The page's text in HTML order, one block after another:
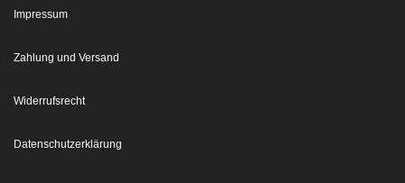
Impressum
Zahlung und Versand
Widerrufsrecht
Datenschutzerklärung